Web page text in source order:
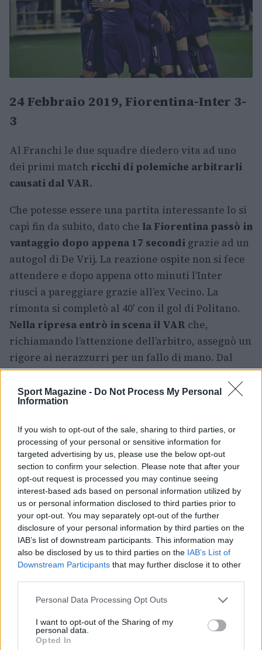
Sport Magazine - Do Not Process My Personal
Information
If you wish to opt-out of the sale, sharing to third parties, or
processing of your personal or sensitive information for
targeted advertising by us, please use the below opt-out
section to confirm your selection. Please note that after your
opt-out request is processed you may continue seeing
interest-based ads based on personal information utilized by
us or personal information disclosed to third parties prior to
your opt-out. You may separately opt-out of the further
disclosure of your personal information by third parties on the
IAB’s list of downstream participants. This information may
also be disclosed by us to third parties on the IAB’s List of
Downstream Participants that may further disclose it to other
Please note that this website/app uses one or more Google
not limited to your visit or usage behaviour. You may click to
grant or deny consent to Google and its third-party tags to
use your data for below specified purposes in below Google
Personal Data Processing Opt Outs
I want to opt-out of the Sharing of my
personal data.
Opted In
24 Febbraio 2019, Fiorentina-Inter 3-
3
Al Franchi le due squadre diedero vita ad uno
dei primi match ricchi di polemiche arbitrarli
causati dal VAR.
Che potesse essere una partita interessante lo si
capì fin da subito, dato che la Fiorentina passò in
vantaggio dopo appena 17 secondi grazie ad un
autogol di De Vrij. La reazione ospite non si fece
attendere e dopo appena otto minuti l’Inter
riuscì a pareggiare grazie all’ex Vecino. La
rimonta si completò al 40′ con il gol di Politano.
Nella ripresa entrò in scena il VAR che,
richiamando l’attenzione dell’arbitro, assegnò un
rigore ai nerazzurri per un fallo di mano. Dal
dischetto Perisic non sbagliò, portando la banda
Spalletti avanti di due gol.
buttare nella mischia Muriel e la scelta si rivelò
azzeccata: proprio una punizione del colombiano
accorciò le distanze. La partita, continuamente
spezzettata da falli e proteste, fu prolungata per
sette minuti di recupero.Questi però divennero
ben tredici : ciò fu causato da un rigore molto
dubbio fischiato dall’arbitro Abisso e contestato
dal VAR. Dopo parecchi minuti di discussione, il
fischietto di Palermo decise di confermare la
propria decisione e la Fiorentina riuscì a
trovare il pari al 101esimo minuto.